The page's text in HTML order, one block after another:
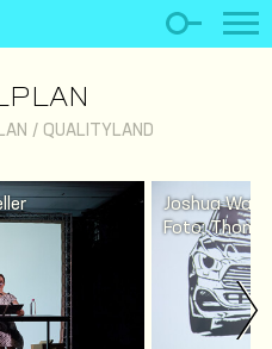
/ QUALITYLAND
Joshua
Foto: